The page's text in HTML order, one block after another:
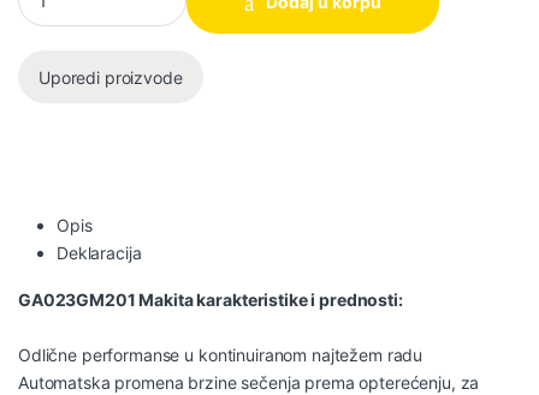
Uporedi proizvode
Opis
Deklaracija
GA023GM201 Makita karakteristike i prednosti:
Odlične performanse u kontinuiranom najtežem radu
Automatska promena brzine sečenja prema opterećenju, za